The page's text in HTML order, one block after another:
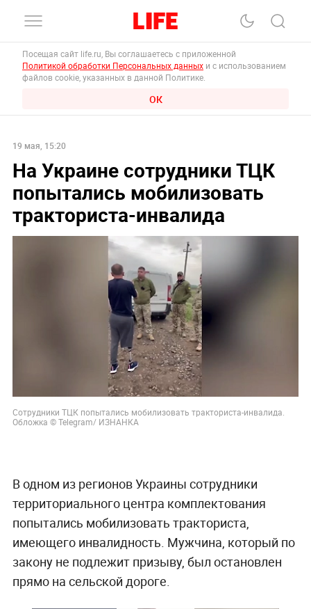
Посещая сайт life.ru, Вы соглашаетесь с приложенной
Политикой обработки Персональных данных и с использованием
файлов cookie, указанных в данной Политике.
ОК
19 мая, 15:20
На Украине сотрудники ТЦК
попытались мобилизовать
тракториста-инвалида
Сотрудники ТЦК попытались мобилизовать тракториста-инвалида.
Обложка © Telegram/ ИЗНАНКА
В одном из регионов Украины сотрудники
территориального центра комплектования
попытались мобилизовать тракториста,
имеющего инвалидность. Мужчина, который по
закону не подлежит призыву, был остановлен
прямо на сельской дороге.